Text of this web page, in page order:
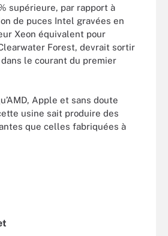
supérieure, par rapport à
de puces Intel gravées en
Xeon équivalent pour
Forest, devrait sortir
le courant du premier
Apple et sans doute
usine sait produire des
que celles fabriquées à